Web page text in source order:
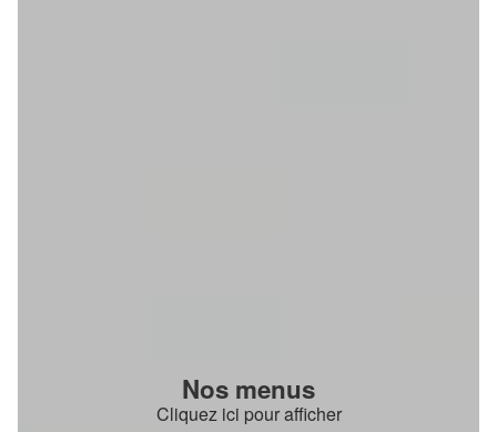
Nos menus
Cliquez ici pour afficher